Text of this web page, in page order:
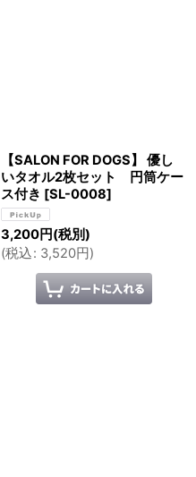
【SALON FOR DOGS】 優し
いタオル2枚セット 円筒ケー
ス付き [SL-0008]
3,200円(税別)
(税込: 3,520円)